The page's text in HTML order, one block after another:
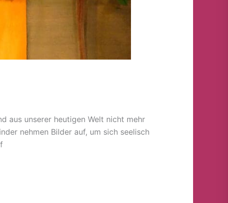
aus unserer heutigen Welt nicht mehr
nehmen Bilder auf, um sich seelisch